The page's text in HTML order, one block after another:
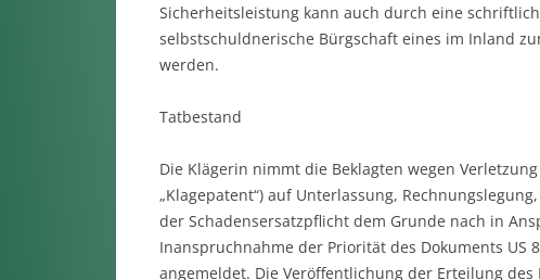
Sicherheitsleistung kann auch durch eine
selbstschuldnerische Bürgschaft eines im Inland
werden.
Tatbestand
Die Klägerin nimmt die Beklagten wegen
„Klagepatent“) auf Unterlassung,
der Schadensersatzpflicht dem Grunde nach in
Inanspruchnahme der Priorität des Dokuments US
angemeldet. Die Veröffentlichung der Erteilung